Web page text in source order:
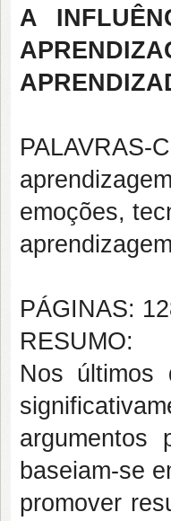
A
PALAVRAS-
emoções,
PÁGINAS:
RESUMO:
Nos últimos
argumentos
baseiam-se
promover